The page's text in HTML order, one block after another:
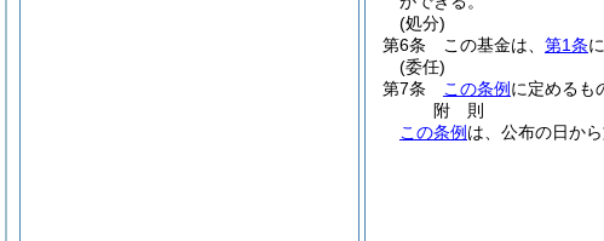
(処分)
第6条
この基金は、 第1条
(委任)
第7条
この条例 に定めるも
附 則
この条例 は、公布の日から